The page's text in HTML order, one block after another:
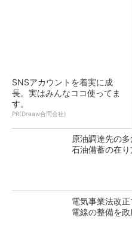
SNSアカウントを着実に成
長。実はみんなココ使ってま
す。
PR(Dreaw合同会社)
原油調達先の
石油備蓄の在
電気事業法改
電線の整備を